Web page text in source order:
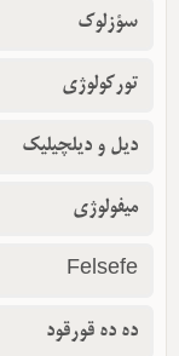
سؤزلوک
تورکولوژی
دیل و دیلچیلیک
میفولوژی
Felsefe
ده ده قورقود